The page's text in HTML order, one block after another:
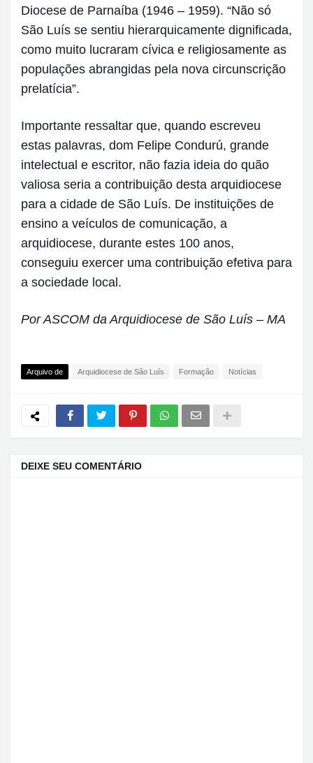
Diocese de Parnaíba (1946 – 1959). “Não só
São Luís se sentiu hierarquicamente dignificada,
como muito lucraram cívica e religiosamente as
populações abrangidas pela nova circunscrição
prelatícia”.
Importante ressaltar que, quando escreveu
estas palavras, dom Felipe Condurú, grande
intelectual e escritor, não fazia ideia do quão
valiosa seria a contribuição desta arquidiocese
para a cidade de São Luís. De instituições de
ensino a veículos de comunicação, a
arquidiocese, durante estes 100 anos,
conseguiu exercer uma contribuição efetiva para
a sociedade local.
Por ASCOM da Arquidiocese de São Luís – MA
Arquivo de Arquidiocese de São Luís Formação Notícias
DEIXE SEU COMENTÁRIO